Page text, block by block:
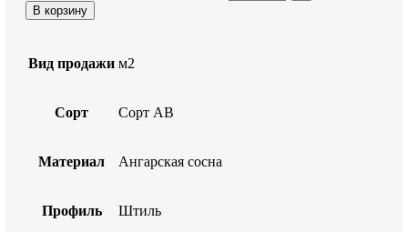
В корзину
Вид продажи м2
Сорт Сорт АВ
Материал Ангарская сосна
Профиль Штиль